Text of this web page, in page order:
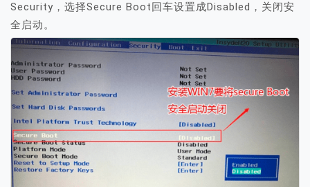
Security，选择Secure Boot回车设置成Disabled，关闭安
全启动。